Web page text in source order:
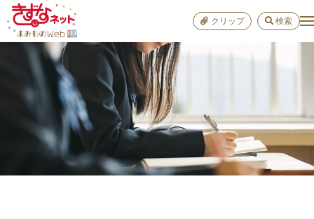
クリップ 検索
おすすめ
学び